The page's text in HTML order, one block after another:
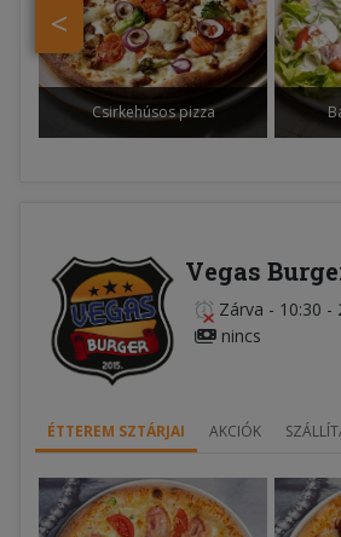
<
Csirkehúsos pizza
Vegas
Zárva - 10:30 -
nincs
ÉTTEREM SZTÁRJAI AKCIÓK